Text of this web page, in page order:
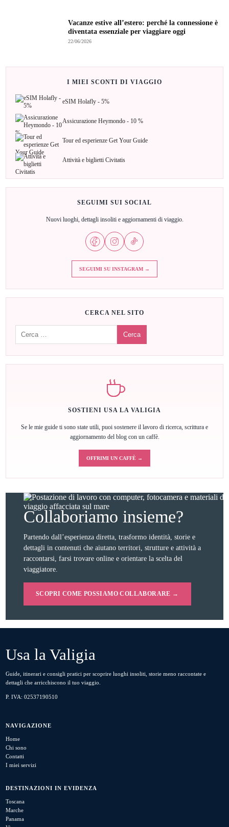
Vacanze estive all’estero: perché la connessione è
diventata essenziale per viaggiare oggi
22/06/2026
I MIEI SCONTI DI VIAGGIO
eSIM Holafly - 5%
Assicurazione Heymondo - 10 %
Tour ed esperienze Get Your Guide
Attività e biglietti Civitatis
SEGUIMI SUI SOCIAL
Nuovi luoghi, dettagli insoliti e aggiornamenti di viaggio.
SEGUIMI SU INSTAGRAM →
CERCA NEL SITO
SOSTIENI USA LA VALIGIA
Se le mie guide ti sono state utili, puoi sostenere il lavoro di ricerca, scrittura e
aggiornamento del blog con un caffè.
OFFRIMI UN CAFFÈ →
Collaboriamo insieme?
Partendo dall’esperienza diretta, trasformo identità, storie e
dettagli in contenuti che aiutano territori, strutture e attività a
raccontarsi, farsi trovare online e orientare la scelta del
viaggiatore.
SCOPRI COME POSSIAMO COLLABORARE →
Usa la Valigia
Guide, itinerari e consigli pratici per scoprire luoghi insoliti, storie meno raccontate e
dettagli che arricchiscono il tuo viaggio.
P. IVA: 02537190510
NAVIGAZIONE
Home
Chi sono
Contatti
I miei servizi
DESTINAZIONI IN EVIDENZA
Toscana
Marche
Panama